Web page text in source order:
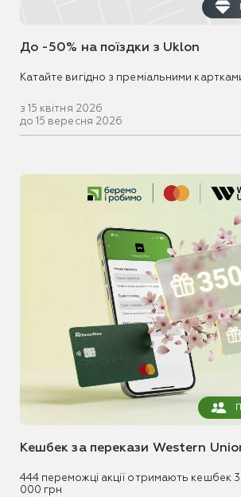
До -50% на поїздки з Uklon
Катайте вигідно з преміальними
з 15 квітня 2026
до 15 вересня 2026
Кешбек за перекази Western
444 переможці акції отримають кешбек
000 грн